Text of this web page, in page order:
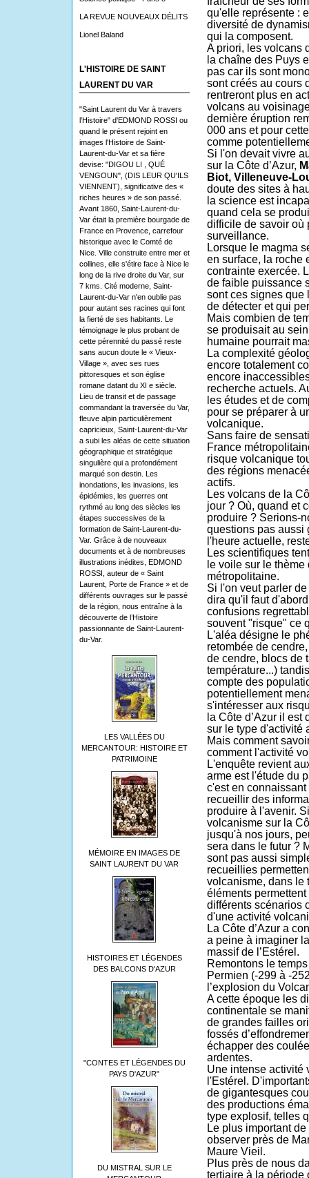
LA REVUE NOUVEAUX DÉLITS
Lionel Baland
L'HISTOIRE DE SAINT
LAURENT DU VAR
"Saint Laurent du Var à travers
l’Histoire" d'EDMOND ROSSI ou
quand le présent rejoint en
images l'Histoire de Saint-
Laurent-du-Var et sa fière
devise: "DIGOU LI , QUÉ
VENGOUN", (DIS LEUR QU'ILS
VIENNENT), significative des «
riches heures » de son passé.
Avant 1860, Saint-Laurent-du-
Var était la première bourgade de
France en Provence, carrefour
historique avec le Comté de
Nice. Ville construite entre mer et
collines, elle s'étire face à Nice le
long de la rive droite du Var, sur
7 kms. Cité moderne, Saint-
Laurent-du-Var n'en oublie pas
pour autant ses racines qui font
la fierté de ses habitants. Le
témoignage le plus probant de
cette pérennité du passé reste
sans aucun doute le « Vieux-
Village », avec ses rues
pittoresques et son église
romane datant du XI e siècle.
Lieu de transit et de passage
commandant la traversée du Var,
fleuve alpin particulièrement
capricieux, Saint-Laurent-du-Var
a subi les aléas de cette situation
géographique et stratégique
singulière qui a profondément
marqué son destin. Les
inondations, les invasions, les
épidémies, les guerres ont
rythmé au long des siècles les
étapes successives de la
formation de Saint-Laurent-du-
Var. Grâce à de nouveaux
documents et à de nombreuses
illustrations inédites, EDMOND
ROSSI, auteur de « Saint
Laurent, Porte de France » et de
différents ouvrages sur le passé
de la région, nous entraîne à la
découverte de l’Histoire
passionnante de Saint-Laurent-
du-Var.
LES VALLÉES DU
MERCANTOUR: HISTOIRE ET
PATRIMOINE
MÉMOIRE EN IMAGES DE
SAINT LAURENT DU VAR
HISTOIRES ET LÉGENDES
DES BALCONS D'AZUR
"CONTES ET LÉGENDES DU
PAYS D'AZUR"
DU MISTRAL SUR LE
qu'elle représente :
diversité de
qui la composent.
A priori, les volcans
la chaîne des Puys
pas car ils sont
sont créés au cours
rentreront plus en
volcans au
dernière éruption
000 ans et pour
comme
Si l'on devait vivre
sur la Côte d’Azur,
Biot, Villeneuve-
doute des sites à
la science est
quand cela se
difficile de savoir où
surveillance.
Lorsque le magma
en surface, la roche
contrainte exercée.
de faible puissance
sont ces signes que
de détecter et qui
Mais combien de
se produisait au
humaine pourrait
La complexité
encore totalement
encore
recherche actuels.
les études et de
pour se préparer à
volcanique.
Sans faire de
France
risque volcanique
des régions
actifs.
Les volcans de la
jour ? Où, quand et
produire ? Serions-
questions pas aussi
l'heure actuelle,
Les scientifiques
le voile sur le
métropolitaine.
Si l'on veut parler
dira qu'il faut
confusions
souvent "risque" ce
L'aléa désigne le
retombée de
de cendre, blocs de
température...)
compte des
potentiellement
s'intéresser aux
la Côte d’Azur il
sur le type d'activité
Mais comment
comment l'activité
L'enquête revient
arme est l'étude du
c'est en
recueillir des
produire à l'avenir.
volcanisme sur la
jusqu'à nos jours,
sera dans le futur ?
sont pas aussi
recueillies
volcanisme, dans le
éléments
différents scénarios
d'une activité
La Côte d’Azur a
a peine à imaginer
massif de l’Estérel.
Remontons le
Permien (-299 à -
l’explosion du
A cette époque les
continentale se
de grandes failles
fossés
échapper des
ardentes.
Une intense activité
l'Estérel.
de gigantesques
des productions
type explosif, telles
Le plus important
observer près de
Maure Vieil.
Plus près de nous
tertiaire à la période